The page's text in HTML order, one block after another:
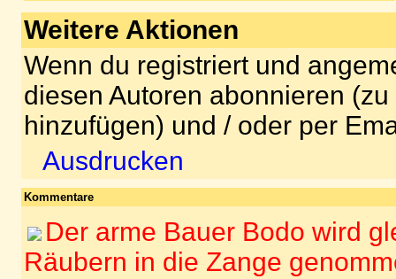
Weitere Aktionen
Wenn du registriert und
diesen Autoren abonnieren
hinzufügen) und / oder per
Ausdrucken
Kommentare
Der arme Bauer Bodo wird
Räubern in die Zange